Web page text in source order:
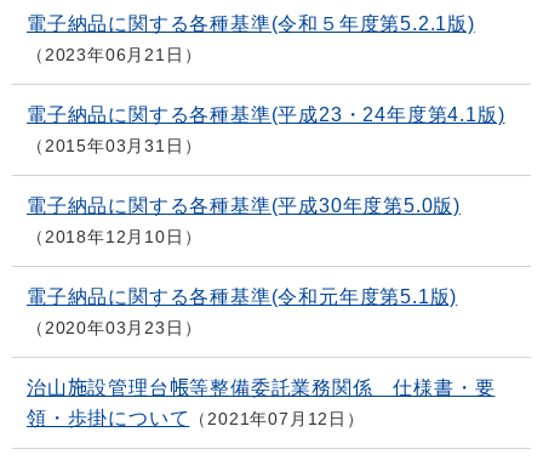
電子納品に関する各種基準(令和５年度第5.2.1版)
2023年06月21日
電子納品に関する各種基準(平成23・24年度第4.1版)
2015年03月31日
電子納品に関する各種基準(平成30年度第5.0版)
2018年12月10日
電子納品に関する各種基準(令和元年度第5.1版)
2020年03月23日
治山施設管理台帳等整備委託業務関係 仕様書・要
領・歩掛について
2021年07月12日